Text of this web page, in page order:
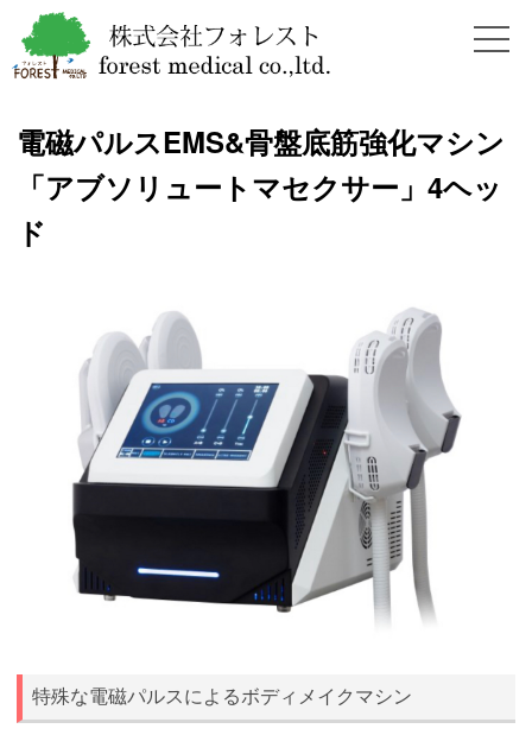
電磁パルスEMS&骨盤底筋強化マシン
「アブソリュートマセクサー」4ヘッ
ド
特殊な電磁パルスによるボディメイクマシン